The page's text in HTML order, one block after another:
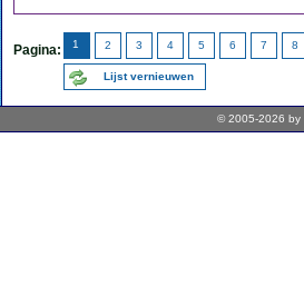
Pagina: 1 2 3 4 5 6 7 8
Lijst vernieuwen
© 2005-2026 by